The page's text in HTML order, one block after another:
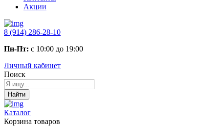
Акции
8 (914) 286-28-10
Пн-Пт: с 10:00 до 19:00
Личный кабинет
Поиск
Найти
Каталог
Корзина товаров